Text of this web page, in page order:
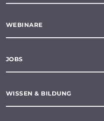
WEBINARE
JOBS
WISSEN & BILDUNG